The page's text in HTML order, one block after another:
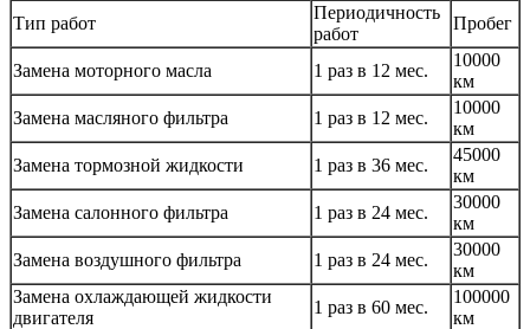
Тип работ
Периодичность
работ
Пробег
Замена моторного масла 1 раз в 12 мес.
10000
км
Замена масляного фильтра
1 раз в 12 мес.
10000
км
Замена тормозной жидкости
1 раз в 36 мес.
45000
км
Замена салонного фильтра
1 раз в 24 мес.
30000
км
Замена воздушного фильтра
1 раз в 24 мес.
30000
км
Замена охлаждающей жидкости
двигателя
1 раз в 60 мес.
100000
км